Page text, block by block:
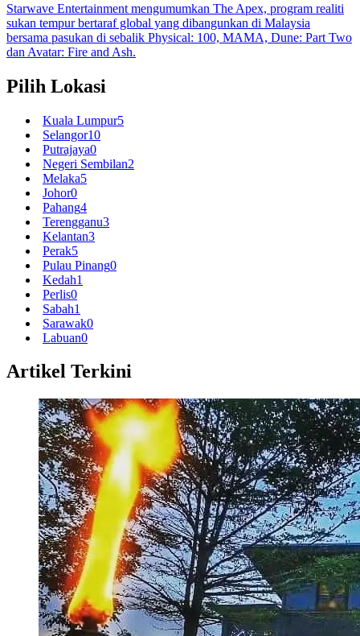
Starwave Entertainment mengumumkan The Apex, program realiti
sukan tempur bertaraf global yang dibangunkan di Malaysia
bersama pasukan di sebalik Physical: 100, MAMA, Dune: Part Two
dan Avatar: Fire and Ash.
Pilih Lokasi
Kuala Lumpur5
Selangor10
Putrajaya0
Negeri Sembilan2
Melaka5
Johor0
Pahang4
Terengganu3
Kelantan3
Perak5
Pulau Pinang0
Kedah1
Perlis0
Sabah1
Sarawak0
Labuan0
Artikel Terkini